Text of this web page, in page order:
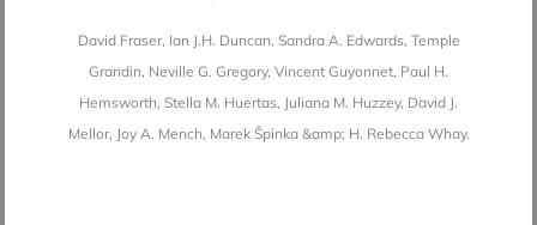
David Fraser, Ian J.H. Duncan, Sandra A. Edwards, Temple
Grandin, Neville G. Gregory, Vincent Guyonnet, Paul H.
Hemsworth, Stella M. Huertas, Juliana M. Huzzey, David J.
Mellor, Joy A. Mench, Marek Špinka &amp; H. Rebecca Whay.